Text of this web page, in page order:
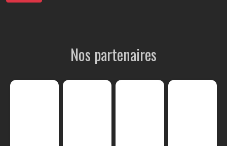
Nos partenaires